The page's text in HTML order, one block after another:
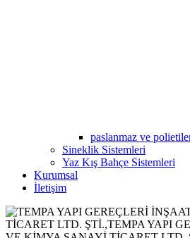
paslanmaz ve
Sineklik Sistemleri
Yaz Kış Bahçe Sistemleri
Kurumsal
İletişim